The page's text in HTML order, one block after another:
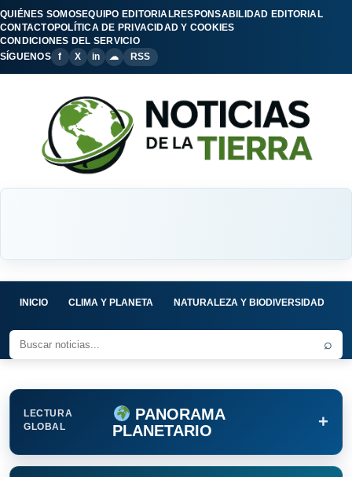
QUIÉNES SOMOSEQUIPO EDITORIALRESPONSABILIDAD EDITORIAL
CONTACTOPOLÍTICA DE PRIVACIDAD Y COOKIES
CONDICIONES DEL SERVICIO
SÍGUENOS
f X in ☁ RSS
INICIO CLIMA Y PLANETA NATURALEZA Y BIODIVERSIDAD
⌕
LECTURA
GLOBAL
PANORAMA
PLANETARIO
+